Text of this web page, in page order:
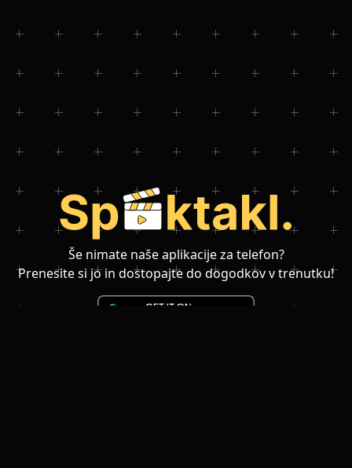
Še nimate naše aplikacije za telefon?
Prenesite si jo in dostopajte do dogodkov v trenutku!